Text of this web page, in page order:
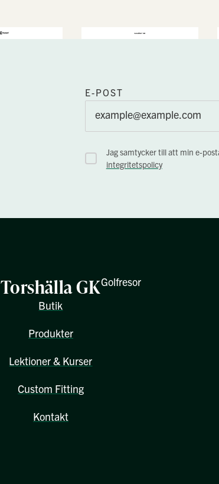
E-POST
Jag samtycker till att min e-
integritetspolicy
Torshälla GK
Butik
Produkter
Lektioner & Kurser
Custom Fitting
Kontakt
Golfresor